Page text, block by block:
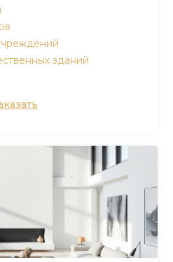
зданий